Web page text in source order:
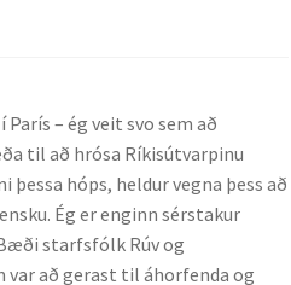
– ég veit svo sem að
til að hrósa Ríkisútvarpinu
hóps, heldur vegna þess að
Ég er enginn sérstakur
starfsfólk Rúv og
að gerast til áhorfenda og